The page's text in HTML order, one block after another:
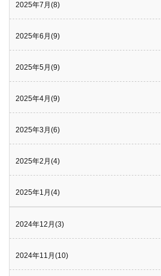
2025年7月(8)
2025年6月(9)
2025年5月(9)
2025年4月(9)
2025年3月(6)
2025年2月(4)
2025年1月(4)
2024年12月(3)
2024年11月(10)